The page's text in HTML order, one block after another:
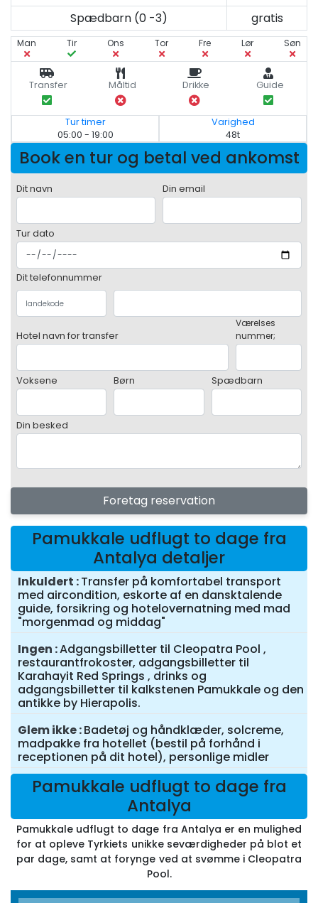
Spædbarn (0 -3)
gratis
Man Tir Ons Tor Fre Lør Søn
Transfer Måltid Drikke Guide
Tur timer
05:00 - 19:00
Varighed
48t
Book en tur og betal ved ankomst
Dit navn Din email
Tur dato
Dit telefonnummer
Hotel navn for transfer
Værelses
nummer;
Voksene Børn Spædbarn
Din besked
Foretag reservation
Pamukkale udflugt to dage fra
Antalya detaljer
Inkuldert Transfer på komfortabel transport
med aircondition, eskorte af en dansktalende
guide, forsikring og hotelovernatning med mad
"morgenmad og middag"
Ingen Adgangsbilletter til Cleopatra Pool ,
restaurantfrokoster, adgangsbilletter til
Karahayit Red Springs , drinks og
adgangsbilletter til kalkstenen Pamukkale og den
antikke by Hierapolis.
Glem ikke Badetøj og håndklæder, solcreme,
madpakke fra hotellet (bestil på forhånd i
receptionen på dit hotel), personlige midler
Pamukkale udflugt to dage fra
Antalya
Pamukkale udflugt to dage fra Antalya er en mulighed
for at opleve Tyrkiets unikke seværdigheder på blot et
par dage, samt at forynge ved at svømme i Cleopatra
Pool.